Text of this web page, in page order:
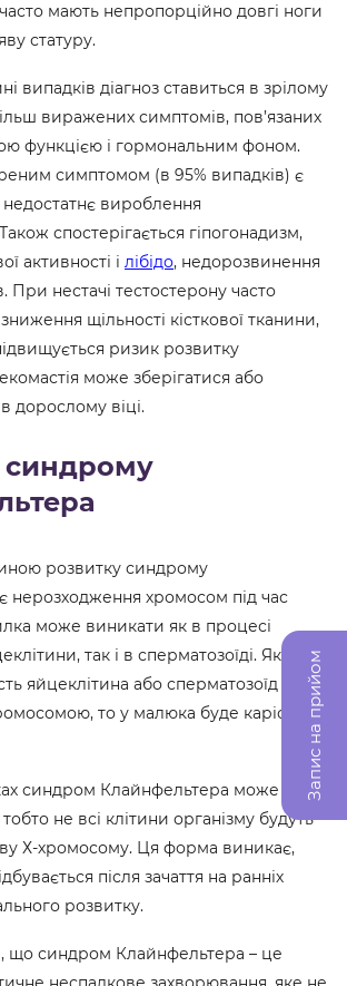
мають непропорційно довгі ноги
статуру.
випадків діагноз ставиться в зрілому
виражених симптомів, пов’язаних
функцією і гормональним фоном.
симптомом (в 95% випадків) є
вироблення
спостерігається гіпогонадизм,
активності і лібідо, недорозвинення
При нестачі тестостерону часто
щільності кісткової тканини,
ризик розвитку
може зберігатися або
дорослому віці.
розвитку синдрому
нерозходження хромосом під час
може виникати як в процесі
так і в сперматозоїді. Якщо в
яйцеклітина або сперматозоїд з
то у малюка буде каріотип
синдром Клайнфельтера може мати
не всі клітини організму будуть
Х-хромосому. Ця форма виникає,
після зачаття на ранніх
розвитку.
що синдром Клайнфельтера – це
Запис на прийом